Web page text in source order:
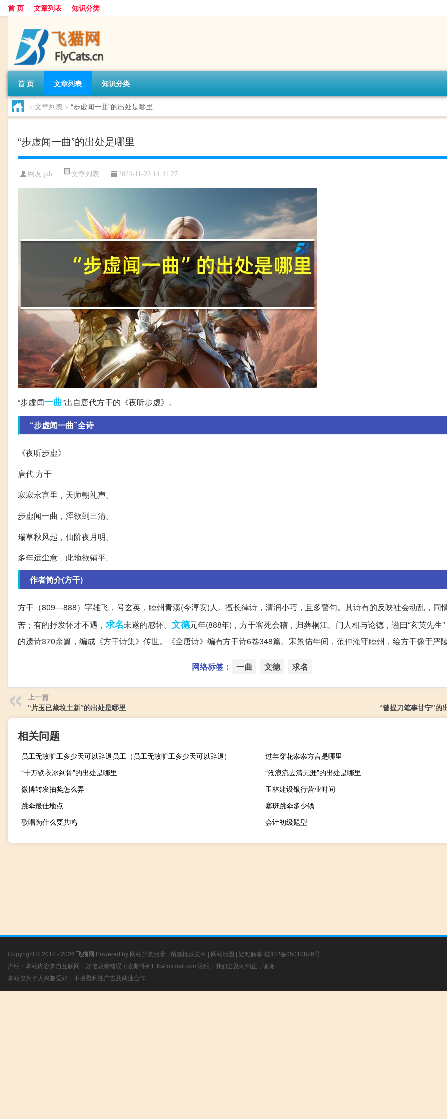
首 页 文章列表 知识分类
首 页 文章列表 知识分类
> 文章列表 > “步虚闻一曲”的出处是哪里
“步虚闻一曲”的出处是哪里
网友:jzb 文章列表 2024-11-23 14:41:27
“步虚闻一曲”出自唐代方干的《夜听步虚》。
“步虚闻一曲”全诗
《夜听步虚》
唐代 方干
寂寂永宫里，天师朝礼声。
步虚闻一曲，浑欲到三清。
瑞草秋风起，仙阶夜月明。
多年远尘意，此地欲铺平。
作者简介(方干)
方干（809—888）字雄飞，号玄英，睦州青溪(今淳安)人。擅长律诗，清润小巧，且多警句。其诗有的反映社会动乱，同
苦；有的抒发怀才不遇， 求名未遂的感怀。 文德元年(888年)，方干客死会稽，归葬桐江。门人相与论德，谥曰“玄英先生
的遗诗370余篇，编成《方干诗集》传世。《全唐诗》编有方干诗6卷348篇。宋景佑年间，范仲淹守睦州，绘方干像于严
网络标签： 一曲 文德 求名
上一篇
“片玉已藏坟土新”的出处是哪里
“曾提刀笔事甘宁”的
相关问题
员工无故旷工多少天可以辞退员工（员工无故旷工多少天可以辞退）
过年穿花尜尜方言是哪里
“十万铁衣冰到骨”的出处是哪里
“沧浪流去清无涯”的出处是哪里
微博转发抽奖怎么弄
玉林建设银行营业时间
跳伞最佳地点
塞班跳伞多少钱
歌唱为什么要共鸣
会计初级题型
Copyright © 2012 - 2026 飞猫网 Powered by 网站分类目录 | 精选推荐文章 | 网站地图 | 疑难解答 桂ICP备05010876号
声明：本站内容来自互联网，如信息有错误可发邮件到f_fb#foxmail.com说明，我们会及时纠正，谢谢
本站仅为个人兴趣爱好，不接盈利性广告及商业合作